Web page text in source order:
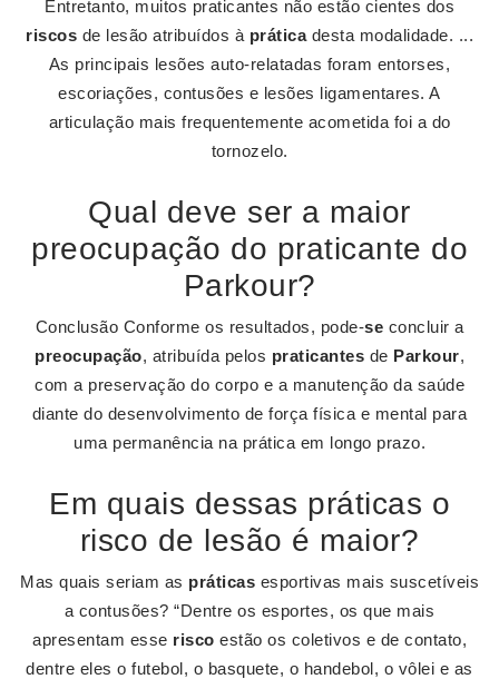
Entretanto, muitos praticantes não estão cientes dos
riscos de lesão atribuídos à práticadesta modalidade. ...
As principais lesões auto-relatadas foram entorses,
escoriações, contusões e lesões ligamentares. A
articulação mais frequentemente acometida foi a do
tornozelo.
Qual deve ser a maior
preocupação do praticante do
Parkour?
Conclusão Conforme os resultados, pode-se concluir a
preocupação, atribuída pelos praticantes de Parkour,
com a preservação do corpo e a manutenção da saúde
diante do desenvolvimento de força física e mental para
uma permanência na prática em longo prazo.
Em quais dessas práticas o
risco de lesão é maior?
Mas quais seriam as práticas esportivas mais suscetíveis
a contusões? “Dentre os esportes, os que mais
apresentam esse risco estão os coletivos e de contato,
dentre eles o futebol, o basquete, o handebol, o vôlei e as